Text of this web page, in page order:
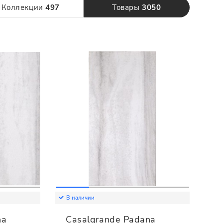
120 x 280
Коллекции497 Товары3050
В наличии
Casalgrande Padana